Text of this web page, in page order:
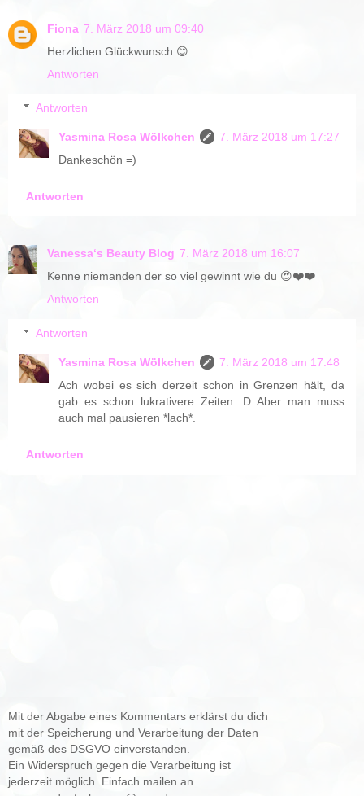
Fiona 7. März 2018 um 09:40
Herzlichen Glückwunsch 😊
Antworten
Antworten
Yasmina Rosa Wölkchen
7. März 2018 um 17:27
Dankeschön =)
Antworten
Vanessa‘s Beauty Blog 7. März 2018 um 16:07
Kenne niemanden der so viel gewinnt wie du 😍❤️❤️
Antworten
Antworten
Yasmina Rosa Wölkchen
7. März 2018 um 17:48
Ach wobei es sich derzeit schon in Grenzen hält, da
gab es schon lukrativere Zeiten :D Aber man muss
auch mal pausieren *lach*.
Antworten
Mit der Abgabe eines Kommentars erklärst du dich
mit der Speicherung und Verarbeitung der Daten
gemäß des DSGVO einverstanden.
Ein Widerspruch gegen die Verarbeitung ist
jederzeit möglich. Einfach mailen an